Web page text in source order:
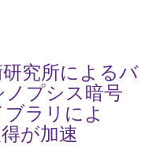
究所によるバ
ノプシス暗号
ラリによ
が加速